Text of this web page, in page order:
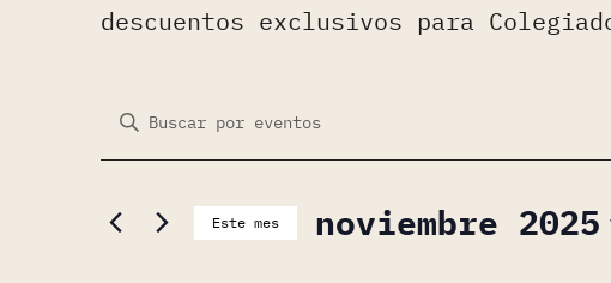
descuentos exclusivos para
Navegación
Introduce
la
palabra
clave.
Este mes noviembre 2025